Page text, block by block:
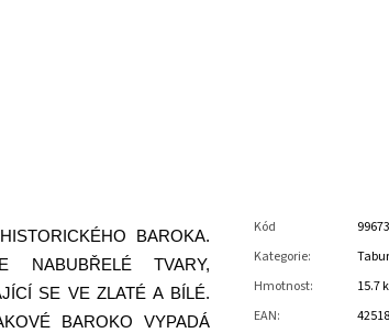
BAROKA.
NABUBŘELÉ TVARY,
SE VE ZLATÉ A BÍLÉ.
BAROKO VYPADÁ
Kód
99673
Kategorie:
Hmotnost:
15.7
EAN: